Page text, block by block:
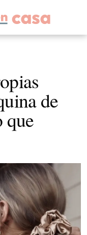
de
que